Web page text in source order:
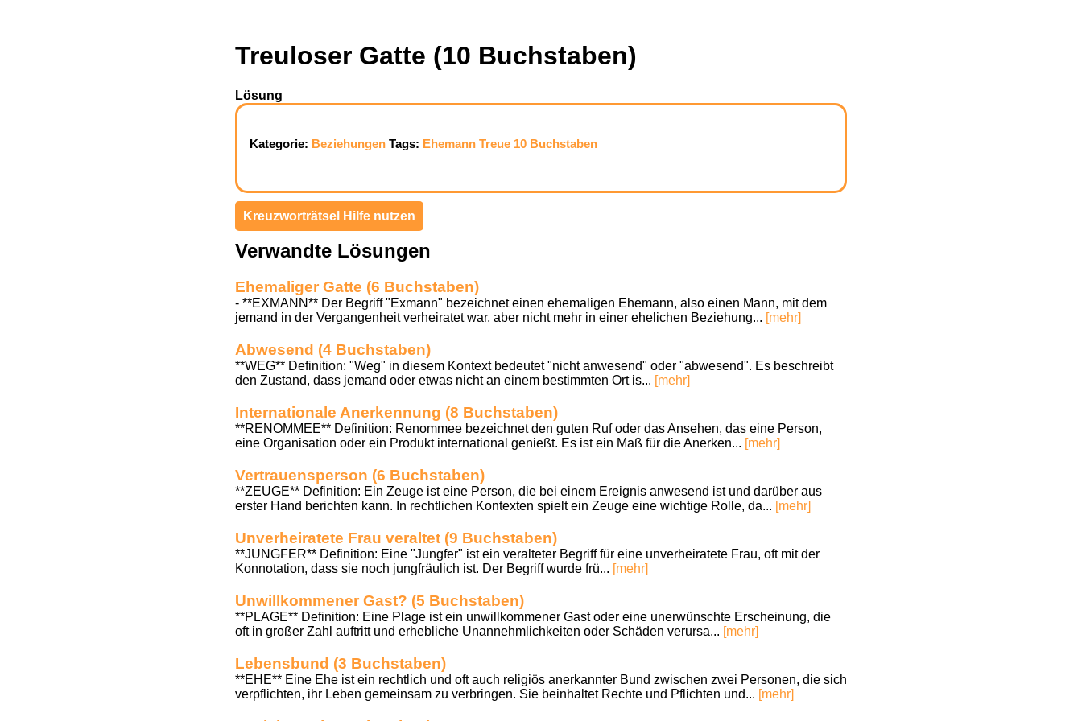
Treuloser Gatte (10 Buchstaben)
Lösung
Kategorie: Beziehungen Tags: Ehemann Treue 10 Buchstaben
Kreuzworträtsel Hilfe nutzen
Verwandte Lösungen
Ehemaliger Gatte (6 Buchstaben)
- **EXMANN** Der Begriff "Exmann" bezeichnet einen ehemaligen Ehemann, also einen Mann, mit dem
jemand in der Vergangenheit verheiratet war, aber nicht mehr in einer ehelichen Beziehung... [mehr]
Abwesend (4 Buchstaben)
**WEG** Definition: "Weg" in diesem Kontext bedeutet "nicht anwesend" oder "abwesend". Es beschreibt
den Zustand, dass jemand oder etwas nicht an einem bestimmten Ort is... [mehr]
Internationale Anerkennung (8 Buchstaben)
**RENOMMEE** Definition: Renommee bezeichnet den guten Ruf oder das Ansehen, das eine Person,
eine Organisation oder ein Produkt international genießt. Es ist ein Maß für die Anerken... [mehr]
Vertrauensperson (6 Buchstaben)
**ZEUGE** Definition: Ein Zeuge ist eine Person, die bei einem Ereignis anwesend ist und darüber aus
erster Hand berichten kann. In rechtlichen Kontexten spielt ein Zeuge eine wichtige Rolle, da... [mehr]
Unverheiratete Frau veraltet (9 Buchstaben)
**JUNGFER** Definition: Eine "Jungfer" ist ein veralteter Begriff für eine unverheiratete Frau, oft mit der
Konnotation, dass sie noch jungfräulich ist. Der Begriff wurde frü... [mehr]
Unwillkommener Gast? (5 Buchstaben)
**PLAGE** Definition: Eine Plage ist ein unwillkommener Gast oder eine unerwünschte Erscheinung, die
oft in großer Zahl auftritt und erhebliche Unannehmlichkeiten oder Schäden verursa... [mehr]
Lebensbund (3 Buchstaben)
**EHE** Eine Ehe ist ein rechtlich und oft auch religiös anerkannter Bund zwischen zwei Personen, die sich
verpflichten, ihr Leben gemeinsam zu verbringen. Sie beinhaltet Rechte und Pflichten und... [mehr]